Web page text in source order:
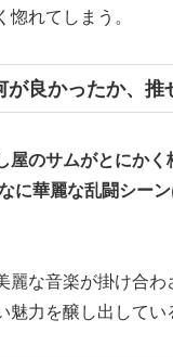
惚れてしまう。
が良かったか、推
屋のサムがとにかく
に華麗な乱闘シー
麗な音楽が掛け合わ
魅力を醸し出してい